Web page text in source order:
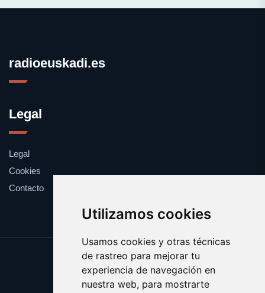
Utilizamos cookies
Usamos cookies y otras técnicas
de rastreo para mejorar tu
experiencia de navegación en
nuestra web, para mostrarte
radioeuskadi.es
Legal
Legal
Cookies
Contacto
Update cookies preferences
Copyright © 2025 radioeuskadi.es